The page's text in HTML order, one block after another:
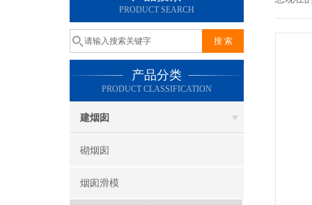
PRODUCT SEARCH
产品分类
PRODUCT CLASSIFICATION
建烟囱
砌烟囱
烟囱滑模